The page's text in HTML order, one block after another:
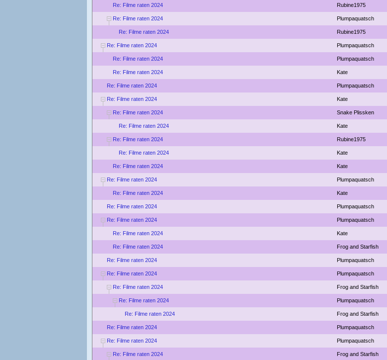
Re: Filme raten 2024 Rubine1975
Re: Filme raten 2024 Plumpaquatsch
Re: Filme raten 2024 Rubine1975
Re: Filme raten 2024 Plumpaquatsch
Re: Filme raten 2024 Plumpaquatsch
Re: Filme raten 2024 Kate
Re: Filme raten 2024 Plumpaquatsch
Re: Filme raten 2024 Kate
Re: Filme raten 2024 Snake Plissken
Re: Filme raten 2024 Kate
Re: Filme raten 2024 Rubine1975
Re: Filme raten 2024 Kate
Re: Filme raten 2024 Kate
Re: Filme raten 2024 Plumpaquatsch
Re: Filme raten 2024 Kate
Re: Filme raten 2024 Plumpaquatsch
Re: Filme raten 2024 Plumpaquatsch
Re: Filme raten 2024 Kate
Re: Filme raten 2024 Frog and Starfish
Re: Filme raten 2024 Plumpaquatsch
Re: Filme raten 2024 Plumpaquatsch
Re: Filme raten 2024 Frog and Starfish
Re: Filme raten 2024 Plumpaquatsch
Re: Filme raten 2024 Frog and Starfish
Re: Filme raten 2024 Plumpaquatsch
Re: Filme raten 2024 Plumpaquatsch
Re: Filme raten 2024 Frog and Starfish